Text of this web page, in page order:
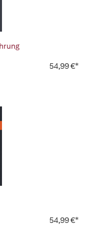
54,99 €*
54,99 €*